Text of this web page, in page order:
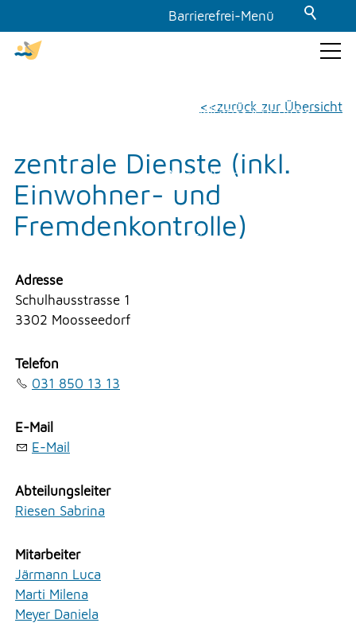
Barrierefrei-Menü
Powered by Weblication® CMS
NormalGrossSehr gross
NormalStark
Dunkelmodus
Aus Ein
THEMEN & VERWALTUNG
UMWELT
FREIZEIT
NOTFALL
TELEFON
KONTAKT
DRUCKEN
zurück zur Übersicht
zentrale Dienste (inkl.
Einwohner- und
Fremdenkontrolle)
Adresse
Schulhausstrasse 1
3302 Moosseedorf
Telefon
031 850 13 13
E-Mail
E-Mail
Abteilungsleiter
Riesen Sabrina
Mitarbeiter
Järmann Luca
Marti Milena
Meyer Daniela